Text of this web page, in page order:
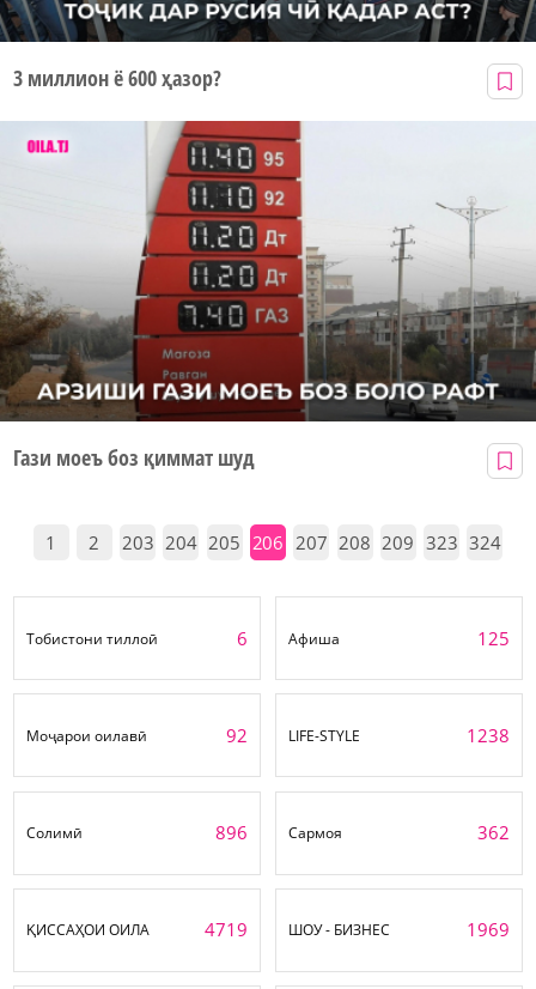
3 миллион ё 600 ҳазор?
Гази моеъ боз қиммат шуд
1 2 203 204 205 206 207 208 209 323 324
Тобистони тиллоӣ 6 Афиша 125
Моҷарои оилавӣ 92 LIFE-STYLE 1238
Солимӣ 896 Сармоя 362
ҚИССАҲОИ ОИЛА 4719 ШОУ - БИЗНЕС 1969